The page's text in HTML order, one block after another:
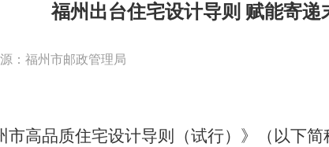
福州出台住宅设计导则 赋能寄递
：福州市邮政管理局
市高品质住宅设计导则（试行）》（以下简